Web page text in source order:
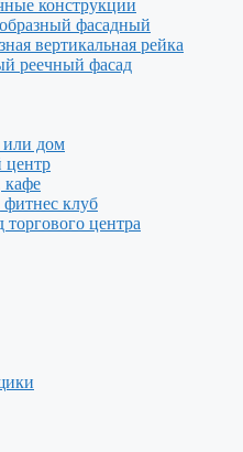
конструкции
фасадный
вертикальная рейка
реечный фасад
или дом
центр
кафе
фитнес клуб
центра